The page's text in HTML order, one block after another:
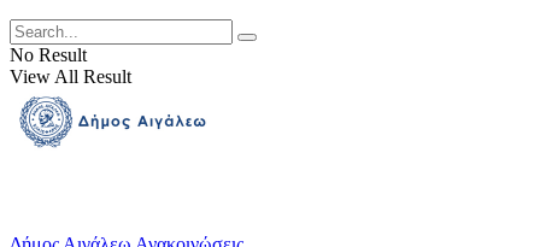
No Result
View All Result